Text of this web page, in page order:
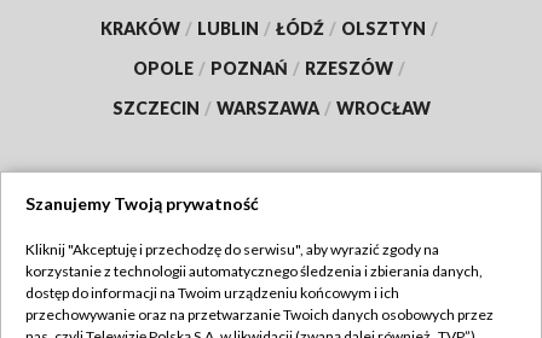
KRAKÓW / LUBLIN / ŁÓDŹ / OLSZTYN /
OPOLE / POZNAŃ / RZESZÓW /
SZCZECIN / WARSZAWA / WROCŁAW
TVP
Abonament TVP
Regulamin TVP
Szanujemy Twoją prywatność
Kliknij "Akceptuję i przechodzę do serwisu", aby wyrazić zgody na
korzystanie z technologii automatycznego śledzenia i zbierania danych,
dostęp do informacji na Twoim urządzeniu końcowym i ich
przechowywanie oraz na przetwarzanie Twoich danych osobowych przez